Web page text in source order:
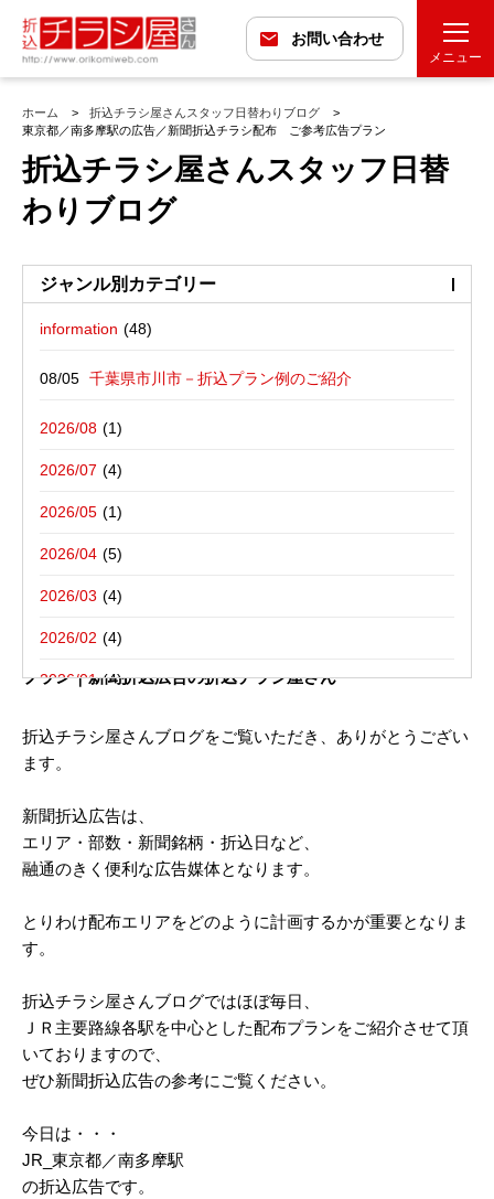
お問い合わせ
メニュー
ホーム
折込チラシ屋さんスタッフ日替わりブログ
東京都／南多摩駅の広告／新聞折込チラシ配布 ご参考広告プラン
折込チラシ屋さんスタッフ日替
わりブログ
ジャンル別カテゴリー
information
折込広告配布プラン
最近の投稿
千葉県市川市－折込プラン例のご紹介
千葉県松戸市－折込プラン例のご紹介
愛媛県松山市－折込プラン例のご紹介
栃木県宇都宮市－折込プラン例のご紹介
東京都八王子市－折込プラン例のご紹介
バックナンバー
2026/08
2026/07
2026/05
2026/04
2026/03
2026/02
2026/01
2025/10
2025/08
2025/07
2025/05
2025/03
2025/02
2024/12
2024/11
デザイン・チラシ・印刷・折込配布を
一括でお受けする折込チラシ屋さんブ
東京都／南多摩駅の広告／新聞折込チラシ配布 ご参考広告
プラン｜新聞折込広告の折込チラシ屋さん
折込チラシ屋さんブログをご覧いただき、ありがとうござい
ます。
新聞折込広告は、
エリア・部数・新聞銘柄・折込日など、
融通のきく便利な広告媒体となります。
とりわけ配布エリアをどのように計画するかが重要となりま
す。
折込チラシ屋さんブログではほぼ毎日、
ＪＲ主要路線各駅を中心とした配布プランをご紹介させて頂
いておりますので、
ぜひ新聞折込広告の参考にご覧ください。
今日は・・・
JR_東京都／南多摩駅
の折込広告です。